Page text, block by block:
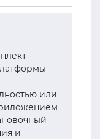
или
и